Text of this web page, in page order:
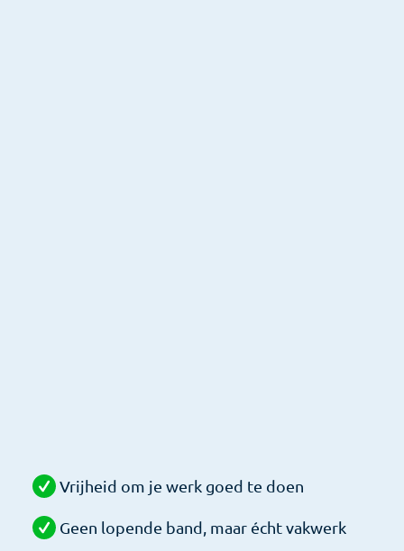
Vrijheid om je werk goed te doen
Geen lopende band, maar écht vakwerk